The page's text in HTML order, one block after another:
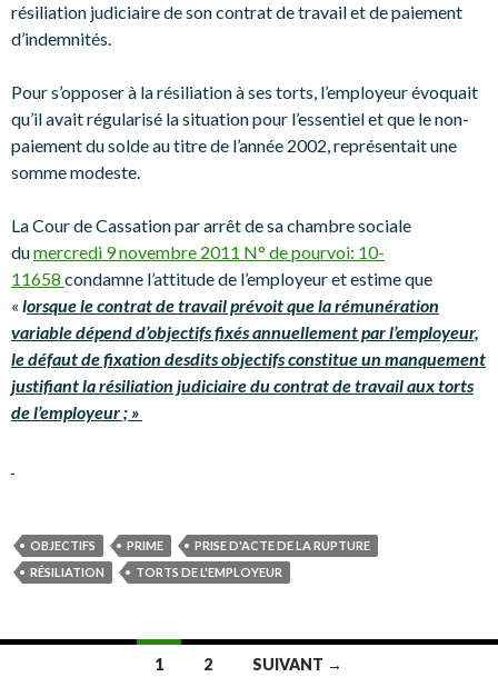
résiliation judiciaire de son contrat de travail et de paiement
d’indemnités.
Pour s’opposer à la résiliation à ses torts, l’employeur évoquait
qu’il avait régularisé la situation pour l’essentiel et que le non-
paiement du solde au titre de l’année 2002, représentait une
somme modeste.
La Cour de Cassation par arrêt de sa chambre sociale
dumercredi 9 novembre 2011 N° de pourvoi: 10-
11658 condamne l’attitude de l’employeur et estime que
« lorsque le contrat de travail prévoit que la rémunération
variable dépend d’objectifs fixés annuellement par l’employeur,
le défaut de fixation desdits objectifs constitue un manquement
justifiant la résiliation judiciaire du contrat de travail aux torts
de l’employeur ; »
OBJECTIFS PRIME
PRISE D'ACTE DE LA RUPTURE
RÉSILIATION
TORTS DE L'EMPLOYEUR
1 2 SUIVANT →